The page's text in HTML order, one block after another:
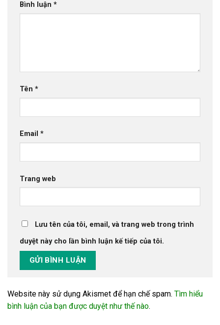
Bình luận *
Tên *
Email *
Trang web
Lưu tên của tôi, email, và trang web trong trình
duyệt này cho lần bình luận kế tiếp của tôi.
Website này sử dụng Akismet để hạn chế spam. Tìm hiểu
bình luận của bạn được duyệt như thế nào.